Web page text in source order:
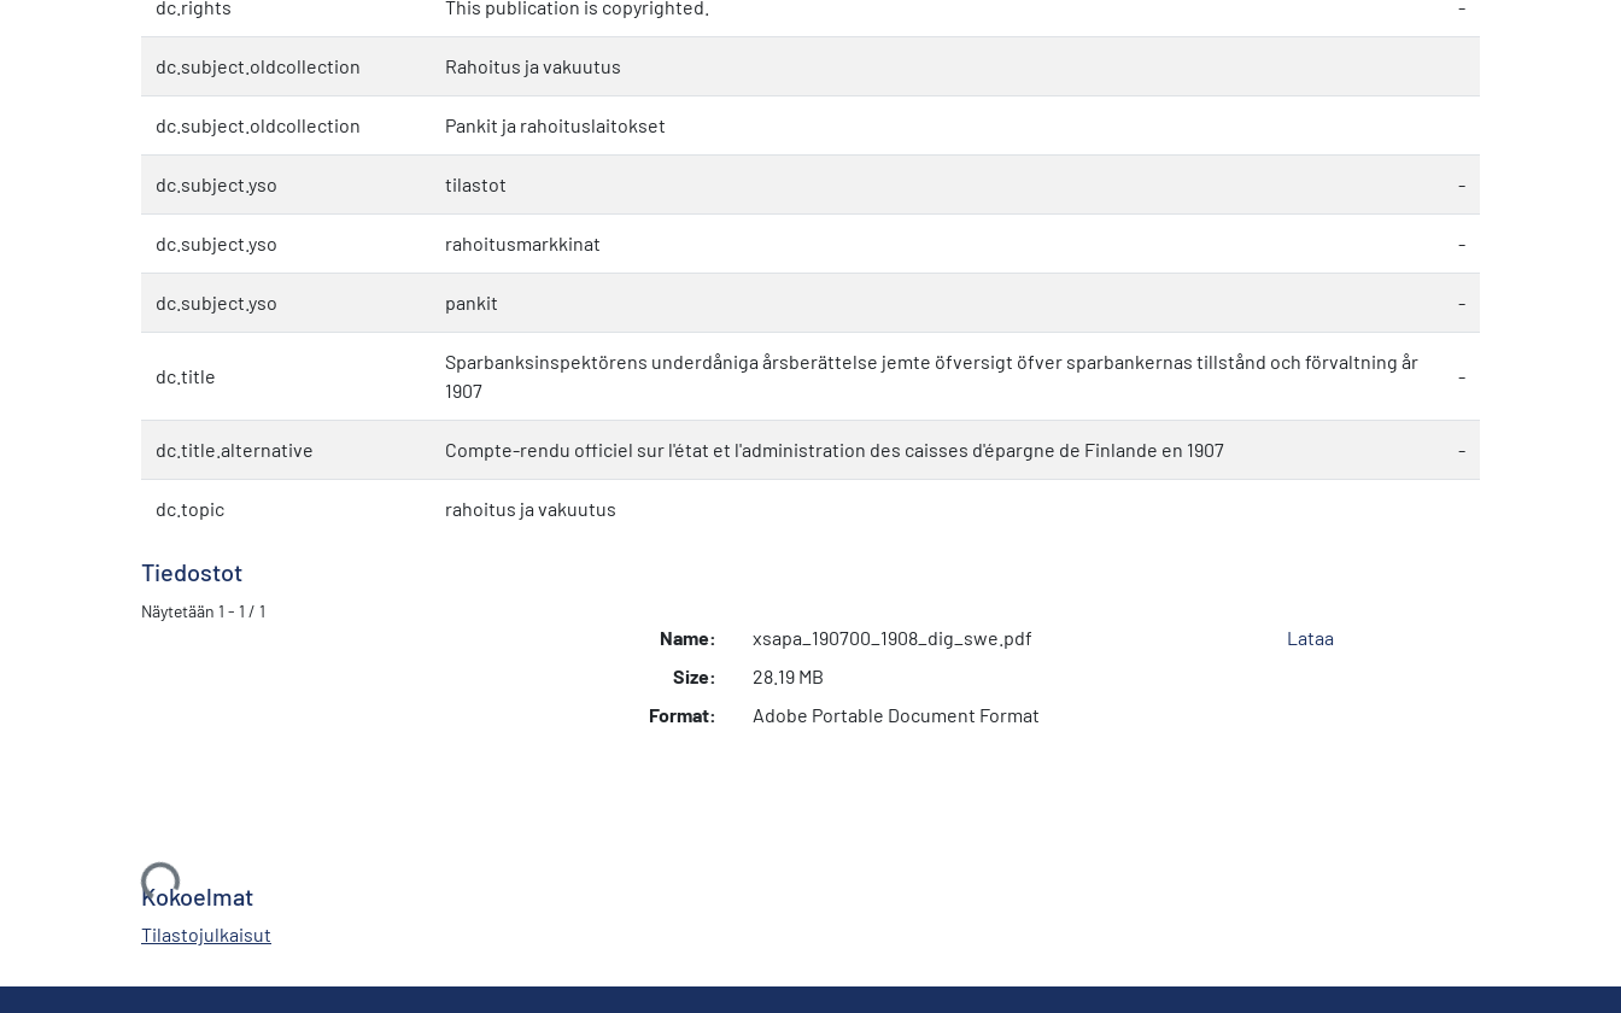
dc.rights This publication is copyrighted. -
dc.subject.oldcollection Rahoitus ja vakuutus
dc.subject.oldcollection Pankit ja rahoituslaitokset
dc.subject.yso tilastot -
dc.subject.yso rahoitusmarkkinat -
dc.subject.yso pankit -
dc.title
Sparbanksinspektörens underdåniga årsberättelse jemte öfversigt öfver sparbankernas tillstånd och förvaltning år
1907
-
dc.title.alternative Compte-rendu officiel sur l'état et l'administration des caisses d'épargne de Finlande en 1907 -
dc.topic rahoitus ja vakuutus
Tiedostot
Näytetään 1 - 1 / 1
Ladataan...
Name:
xsapa_190700_1908_dig_swe.pdf
Size:
28.19 MB
Format:
Adobe Portable Document Format
Lataa
Kokoelmat
Tilastojulkaisut